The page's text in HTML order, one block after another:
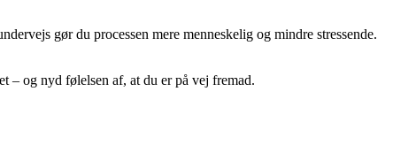
gør du processen mere menneskelig og mindre stressende.
– og nyd følelsen af, at du er på vej fremad.